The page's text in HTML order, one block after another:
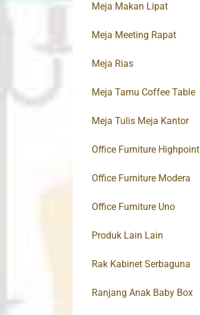
Meja Makan Lipat
Meja Meeting Rapat
Meja Rias
Meja Tamu Coffee Table
Meja Tulis Meja Kantor
Office Furniture Highpoint
Office Furniture Modera
Office Furniture Uno
Produk Lain Lain
Rak Kabinet Serbaguna
Ranjang Anak Baby Box